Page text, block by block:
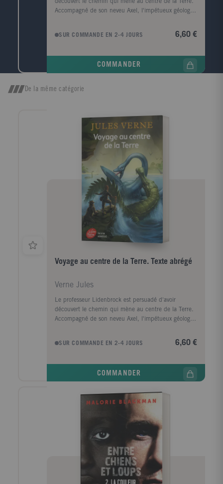
découvert le chemin qui mène au centre de la Terre.
Accompagné de son neveu Axel, l'impétueux géologue
entrailles mystérieuses du globe. Un voyage d'une
SUR COMMANDE EN 2-4 JOURS 6,60 €
COMMANDER
De la même catégorie
Voyage au centre de la Terre. Texte abrégé
Verne Jules
Le professeur Lidenbrock est persuadé d'avoir
découvert le chemin qui mène au centre de la Terre.
Accompagné de son neveu Axel, l'impétueux géologue
explorateurs et leur guide s'enfoncent dans les
entrailles mystérieuses du globe. Un voyage d'une
SUR COMMANDE EN 2-4 JOURS 6,60 €
COMMANDER